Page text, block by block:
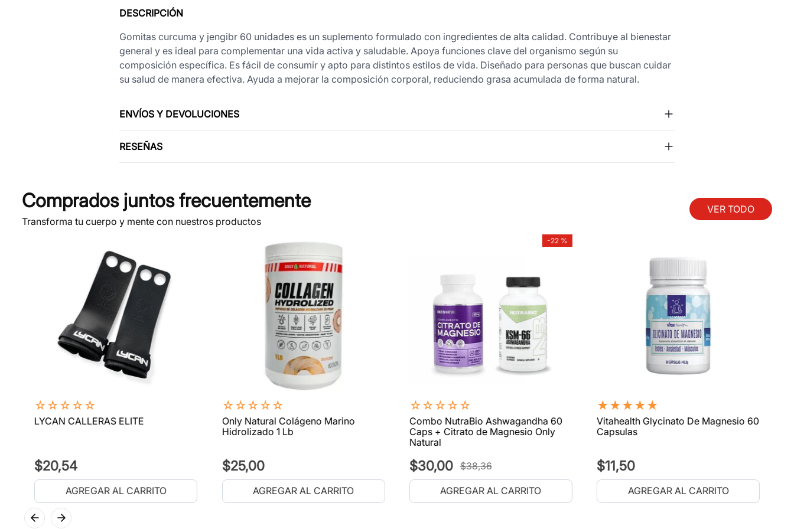
DESCRIPCIÓN
Gomitas curcuma y jengibr 60 unidades es un suplemento formulado con ingredientes de alta calidad. Contribuye al bienestar
general y es ideal para complementar una vida activa y saludable. Apoya funciones clave del organismo según su
composición específica. Es fácil de consumir y apto para distintos estilos de vida. Diseñado para personas que buscan cuidar
su salud de manera efectiva. Ayuda a mejorar la composición corporal, reduciendo grasa acumulada de forma natural.
ENVÍOS Y DEVOLUCIONES
RESEÑAS
Comprados juntos frecuentemente
Transforma tu cuerpo y mente con nuestros productos
VER TODO
☆☆☆☆☆
LYCAN CALLERAS ELITE
$20,54
AGREGAR AL CARRITO
☆☆☆☆☆
Only Natural Colágeno Marino
Hidrolizado 1 Lb
$25,00
AGREGAR AL CARRITO
-22 %
☆☆☆☆☆
Combo NutraBio Ashwagandha 60
Caps + Citrato de Magnesio Only
Natural
$30,00 $38,36
AGREGAR AL CARRITO
★★★★★
Vitahealth Glycinato De Magnesio 60
Capsulas
$11,50
AGREGAR AL CARRITO